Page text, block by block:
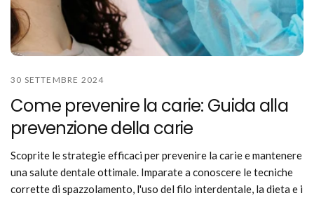
30 SETTEMBRE 2024
Come prevenire la carie: Guida alla
prevenzione della carie
Scoprite le strategie efficaci per prevenire la carie e mantenere
una salute dentale ottimale. Imparate a conoscere le tecniche
corrette di spazzolamento, l'uso del filo interdentale, la dieta e i